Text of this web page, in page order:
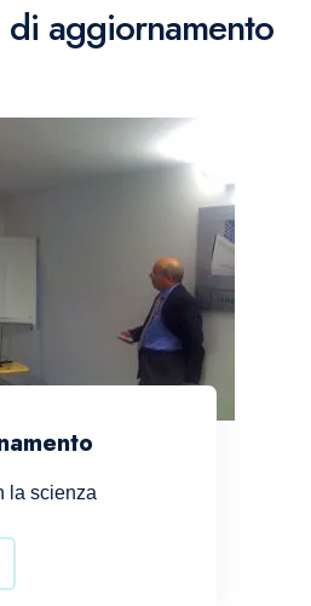
aggiornamento
la scienza